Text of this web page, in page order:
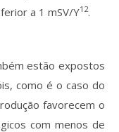
a 1 mSV/Y12.
estão expostos
como é o caso do
favorecem o
com menos de